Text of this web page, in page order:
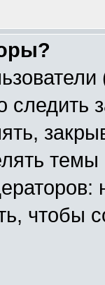
следить
чтобы